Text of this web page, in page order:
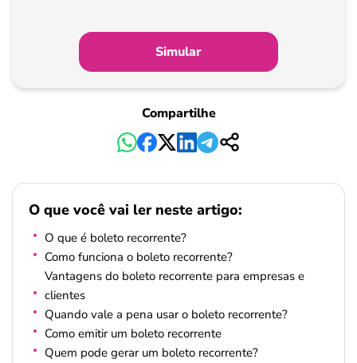
Simular
Compartilhe
O que você vai ler neste artigo:
O que é boleto recorrente?
Como funciona o boleto recorrente?
Vantagens do boleto recorrente para empresas e
clientes
Quando vale a pena usar o boleto recorrente?
Como emitir um boleto recorrente
Quem pode gerar um boleto recorrente?